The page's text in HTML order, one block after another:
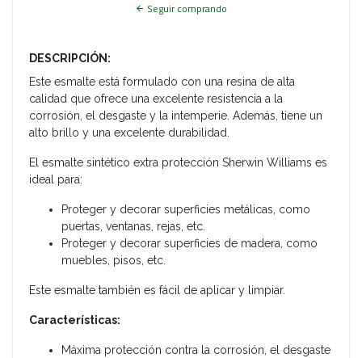
Seguir comprando
DESCRIPCIÓN:
Este esmalte está formulado con una resina de alta
calidad que ofrece una excelente resistencia a la
corrosión, el desgaste y la intemperie. Además, tiene un
alto brillo y una excelente durabilidad.
El esmalte sintético extra protección Sherwin Williams es
ideal para:
Proteger y decorar superficies metálicas, como
puertas, ventanas, rejas, etc.
Proteger y decorar superficies de madera, como
muebles, pisos, etc.
Este esmalte también es fácil de aplicar y limpiar.
Características:
Máxima protección contra la corrosión, el desgaste